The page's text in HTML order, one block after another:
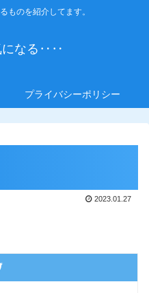
ものを紹介してます。
になる‥‥
プライバシーポリシー
2023.01.27